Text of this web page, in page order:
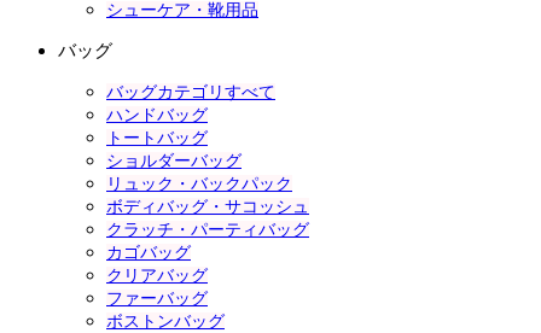
シューケア・靴用品
バッグ
バッグカテゴリすべて
ハンドバッグ
トートバッグ
ショルダーバッグ
リュック・バックパック
ボディバッグ・サコッシュ
クラッチ・パーティバッグ
カゴバッグ
クリアバッグ
ファーバッグ
ボストンバッグ